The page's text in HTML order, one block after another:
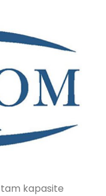
tam kapasite